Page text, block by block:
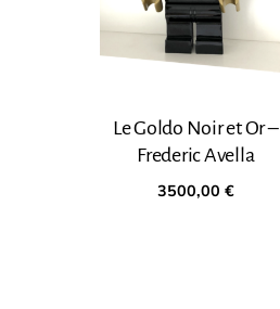
Le Goldo Noir et Or –
Frederic Avella
3500,00 €